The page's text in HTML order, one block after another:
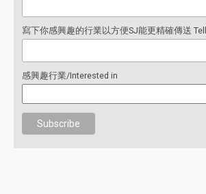
寫下你感興趣的行業以方便SJ能更精確傳送
感興趣行業/Interested in